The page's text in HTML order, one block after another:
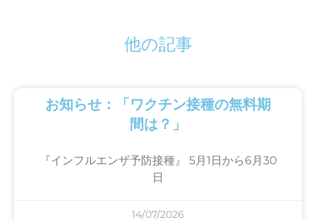
他の記事
お知らせ：「ワクチン接種の無料期
間は？」
『インフルエンザ予防接種』 5月1日から6月30
日
14/07/2026